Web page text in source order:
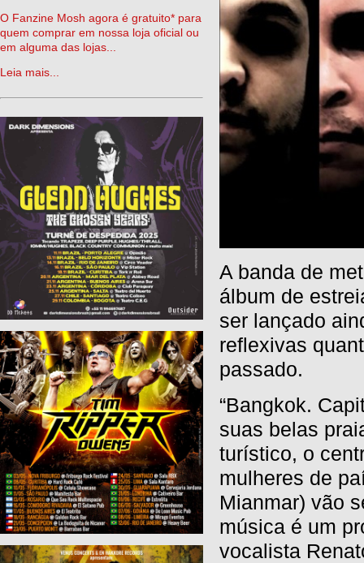
O Fanzine Mosh agora é gratuito* para
quem comprar em nossa loja oficial ou
em alguma das lojas...
Leia mais...
A banda de
álbum de
ser lançado
reflexivas
passado.
“Bangkok.
suas belas
turístico, o
mulheres de
Mianmar) vão
música é um
vocalista